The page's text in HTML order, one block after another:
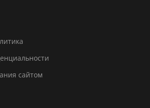
сайтом